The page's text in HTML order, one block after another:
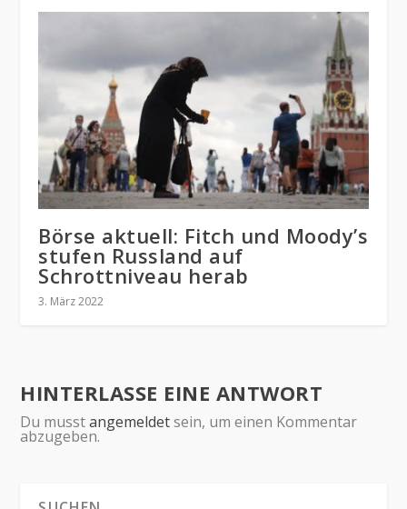
Börse aktuell: Fitch und Moody’s
stufen Russland auf
Schrottniveau herab
3. März 2022
HINTERLASSE EINE ANTWORT
Du musstangemeldetsein, um einen Kommentar
abzugeben.